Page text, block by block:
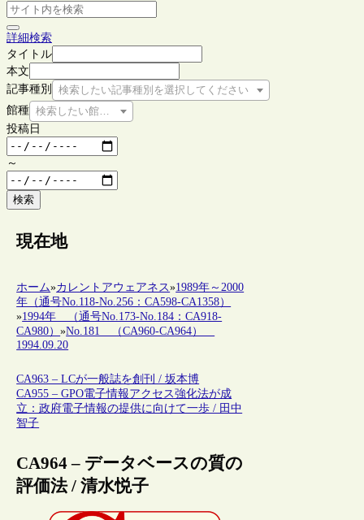
詳細検索
タイトル
本文
記事種別
検索したい記事種別を選択してください
館種 検索したい館種を選択してください
投稿日
～
検索
現在地
ホーム»カレントアウェアネス»1989年～2000
年（通号No.118-No.256：CA598-CA1358）
»1994年 （通号No.173-No.184：CA918-
CA980）»No.181 （CA960-CA964）
1994.09.20
CA963 – LCが一般誌を創刊 / 坂本博
CA955 – GPO電子情報アクセス強化法が成
立：政府電子情報の提供に向けて一歩 / 田中
智子
CA964 – データベースの質の
評価法 / 清水悦子